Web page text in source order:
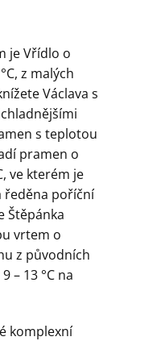
je Vřídlo o
z malých
Václava s
s teplotou
pramen o
ve kterém je
ředěna poříční
Štěpánka
vrtem o
z původních
– 13 °C na
komplexní